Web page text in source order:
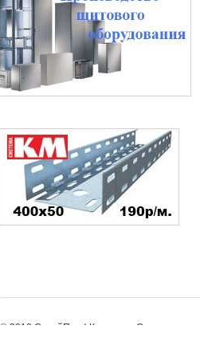
© 2010 СтройПрофКомплект. Оптовые